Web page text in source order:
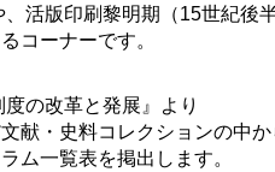
活版印刷黎明期（15世紀後
コーナーです。
の改革と発展』より
献・史料コレクションの中
ム一覧表を掲出します。